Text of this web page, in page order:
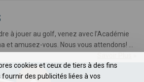
à jouer au golf, venez avec l’Académie
et amusez-vous. Nous vous attendons! ...
cookies et ceux de tiers à des fins
des publicités liées à vos